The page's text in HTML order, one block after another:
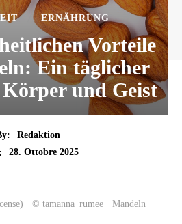
ERNÄHRUNG
Vorteile
Ein täglicher
und Geist
Redaktion
28. Ottobre 2025
· © tamanna_rumee · Mandeln